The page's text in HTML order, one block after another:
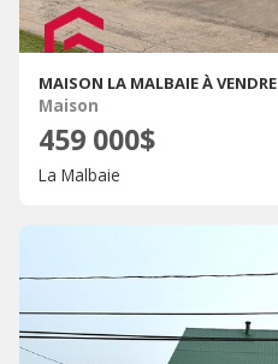
MAISON LA MALBAIE À VENDRE
Maison
459 000$
La Malbaie